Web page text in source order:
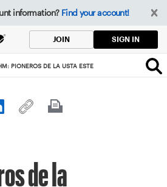
information? Find your account!
JOIN SIGN IN
PIONEROS DE LA USTA ESTE
de la